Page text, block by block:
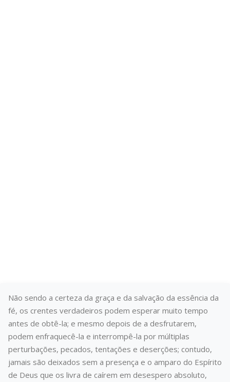
Não sendo a certeza da graça e da salvação da essência da
fé, os crentes verdadeiros podem esperar muito tempo
antes de obtê-la; e mesmo depois de a desfrutarem,
podem enfraquecê-la e interrompê-la por múltiplas
perturbações, pecados, tentações e deserções; contudo,
jamais são deixados sem a presença e o amparo do Espírito
de Deus que os livra de caírem em desespero absoluto,